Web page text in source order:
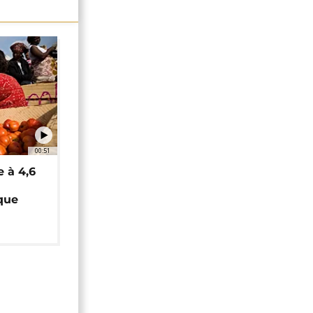
00:51
à 4,6